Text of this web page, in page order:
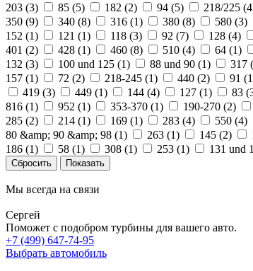
203 (3) 85 (5) 182 (2) 94 (5) 218/225 (4
350 (9) 340 (8) 316 (1) 380 (8) 580 (3)
152 (1) 121 (1) 118 (3) 92 (7) 128 (4)
401 (2) 428 (1) 460 (8) 510 (4) 64 (1)
132 (3) 100 und 125 (1) 88 und 90 (1) 317 (
157 (1) 72 (2) 218-245 (1) 440 (2) 91 (1
419 (3) 449 (1) 144 (4) 127 (1) 83 (
816 (1) 952 (1) 353-370 (1) 190-270 (2)
285 (2) 214 (1) 169 (1) 283 (4) 550 (4)
80 &amp; 90 &amp; 98 (1) 263 (1) 145 (2)
186 (1) 58 (1) 308 (1) 253 (1) 131 und
Мы всегда на связи
Сергей
Поможет с подобром турбины для вашего авто.
+7 (499) 647-74-95
Выбрать автомобиль